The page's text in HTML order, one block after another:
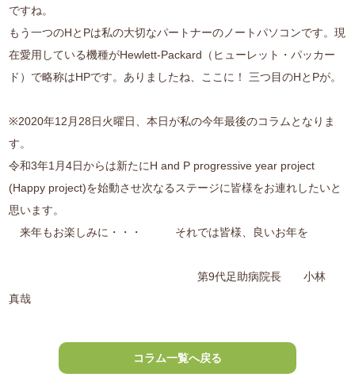
ですね。
もう一つのHとPは私の大切なパートナーのノートパソコンです。現
在愛用している機種がHewlett-Packard（ヒューレット・パッカー
ド）で略称はHPです。ありましたね、ここに！ 三つ目のHとPが。
※2020年12月28日火曜日、本日が私の今年最後のコラムとなりま
す。
令和3年1月4日からは新たにH and P progressive year project
(Happy project)を始動させ次なるステージに皆様をお連れしたいと
思います。
来年もお楽しみに・・・ それでは皆様、良いお年を
第9代足助病院長 小林
真哉
コラム一覧へ戻る